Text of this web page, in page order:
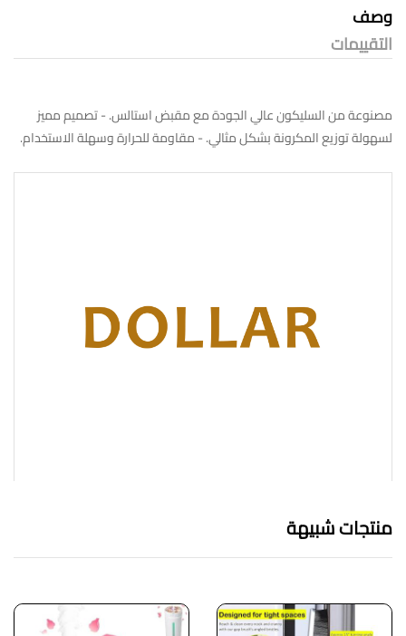
وصف
التقييمات
مصنوعة من السليكون عالي الجودة مع مقبض استالس. - تصميم مميز
لسهولة توزيع المكرونة بشكل مثالي. - مقاومة للحرارة وسهلة الاستخدام.
منتجات شبيهة